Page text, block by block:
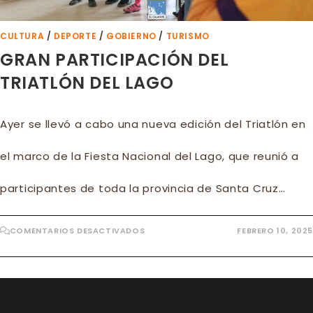
CULTURA / DEPORTE / GOBIERNO / TURISMO
GRAN PARTICIPACIÓN DEL
TRIATLÓN DEL LAGO
Ayer se llevó a cabo una nueva edición del Triatlón en
el marco de la Fiesta Nacional del Lago, que reunió a
participantes de toda la provincia de Santa Cruz…
COMENTARIOS DESACTIVADOSEN
DEL
DEL
FEBRERO 10, 2025